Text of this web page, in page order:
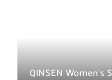
QINSEN Women's